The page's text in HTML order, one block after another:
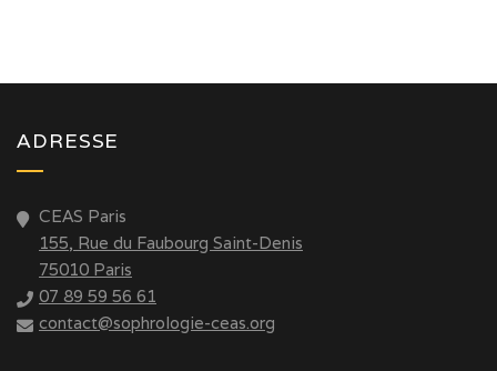
ADRESSE
CEAS Paris
155, Rue du Faubourg Saint-Denis
75010 Paris
07 89 59 56 61
contact@sophrologie-ceas.org